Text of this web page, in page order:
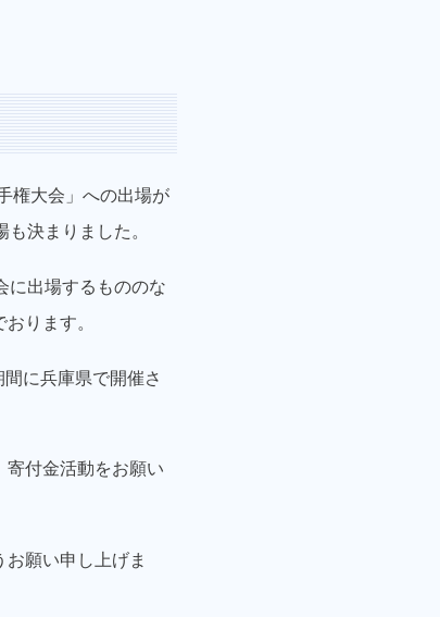
権大会」への出場が
決まりました。
に出場するもののな
ります。
に兵庫県で開催さ
寄付金活動をお願い
願い申し上げま